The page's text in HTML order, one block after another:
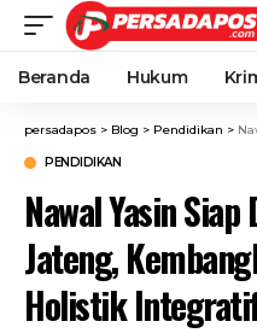
Beranda Hukum
persadapos > Blog > Pendidikan >
PENDIDIKAN
Nawal Yasin
Jateng,
Holistik